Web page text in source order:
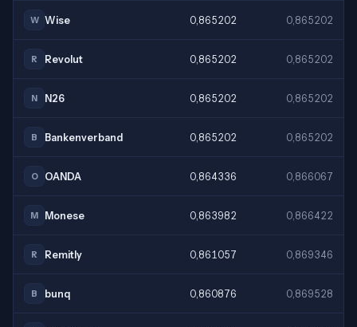
W Wise 0,865202 0,865202
R Revolut 0,865202 0,865202
N N26 0,865202 0,865202
B Bankenverband 0,865202 0,865202
O OANDA 0,864336 0,866067
M Monese 0,863982 0,866422
R Remitly 0,861057 0,869346
B bunq 0,860876 0,869528